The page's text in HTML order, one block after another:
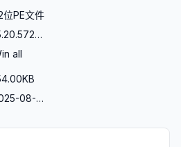
位PE文件
15.20.5723.007
all
2025-08-23